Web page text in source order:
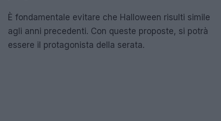
È fondamentale evitare che Halloween risulti simile
agli anni precedenti. Con queste proposte, si potrà
essere il protagonista della serata.